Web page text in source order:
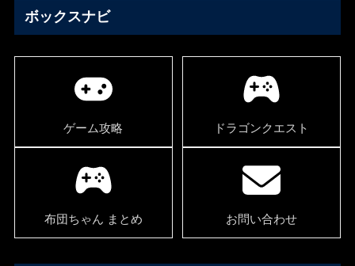
ボックスナビ
ゲーム攻略 ドラゴンクエスト
布団ちゃん まとめ お問い合わせ